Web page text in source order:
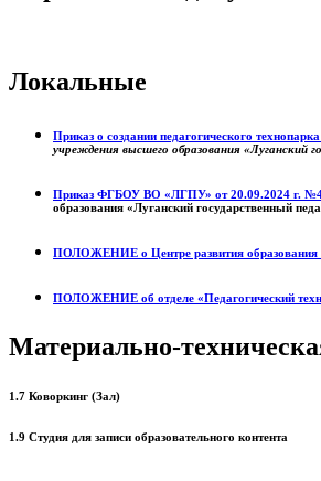
Локальные
Приказ о создании педагогического
учреждения высшего образования «Луганский
Приказ ФГБОУ ВО «ЛГПУ» от 20.09.2024 г.
образования «Луганский государственный
ПОЛОЖЕНИЕ о Центре развития образования
ПОЛОЖЕНИЕ об отделе «Педагогический
Материально-
1.7 Коворкинг (Зал)
1.9 Студия для записи образовательного контента